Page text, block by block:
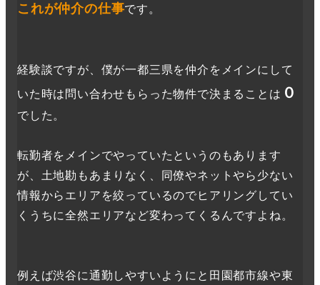
これが仲介の仕事です。
経験談ですが、僕が一都三県を仲介をメインにして
いた時は問い合わせもらった物件で決まることは ０
でした。
転勤者をメインでやっていたというのもあります
が、土地勘もあまりなく、同僚やネットやら少ない
情報からエリアを絞っているのでヒアリングしてい
くうちに全然エリアなど変わってくるんですよね。
例えば渋谷に通勤しやすいようにと田園都市線や東